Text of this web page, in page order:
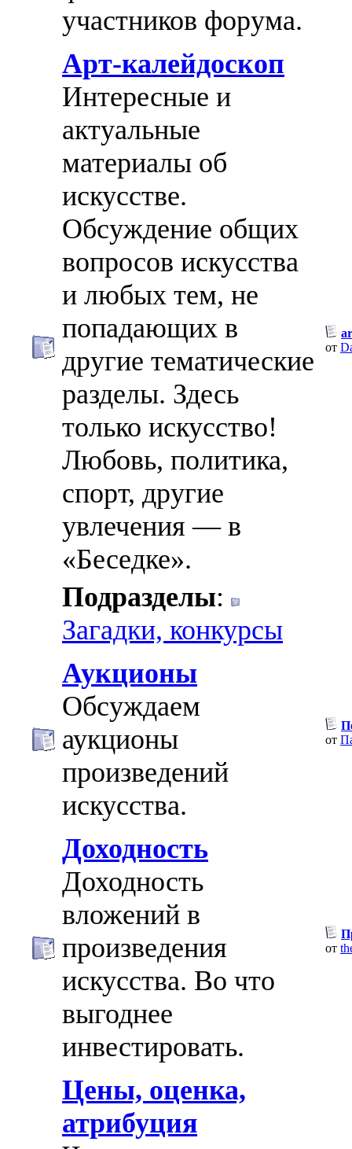
участников форума.
Арт-калейдоскоп
Интересные и
актуальные
материалы об
искусстве.
Обсуждение общих
вопросов искусства
и любых тем, не
попадающих в
другие тематические
разделы. Здесь
только искусство!
Любовь, политика,
спорт, другие
увлечения — в
«Беседке».
Подразделы:
Загадки, конкурсы
от
Аукционы
Обсуждаем
аукционы
произведений
искусства.
от
Доходность
Доходность
вложений в
произведения
искусства. Во что
выгоднее
инвестировать.
от
Цены, оценка,
атрибуция